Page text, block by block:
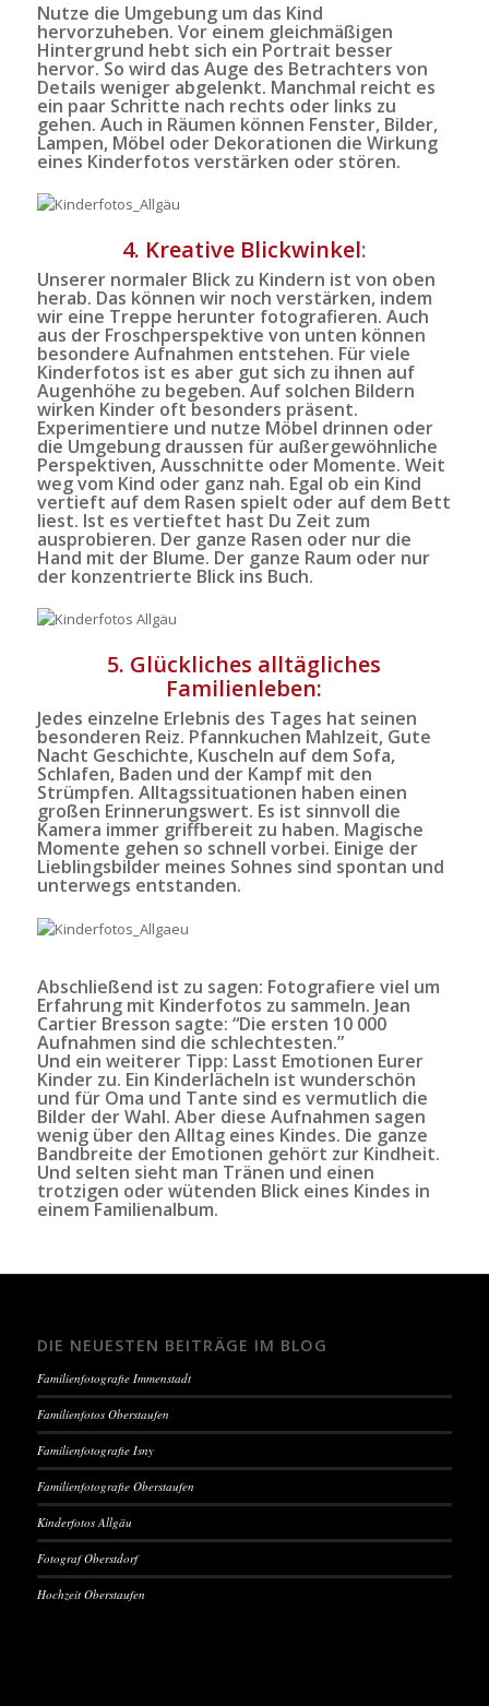
Nutze die Umgebung um das Kind
hervorzuheben. Vor einem gleichmäßigen
Hintergrund hebt sich ein Portrait besser
hervor. So wird das Auge des Betrachters von
Details weniger abgelenkt. Manchmal reicht es
ein paar Schritte nach rechts oder links zu
gehen. Auch in Räumen können Fenster, Bilder,
Lampen, Möbel oder Dekorationen die Wirkung
eines Kinderfotos verstärken oder stören.
4. Kreative Blickwinkel:
Unserer normaler Blick zu Kindern ist von oben
herab. Das können wir noch verstärken, indem
wir eine Treppe herunter fotografieren. Auch
aus der Froschperspektive von unten können
besondere Aufnahmen entstehen. Für viele
Kinderfotos ist es aber gut sich zu ihnen auf
Augenhöhe zu begeben. Auf solchen Bildern
wirken Kinder oft besonders präsent.
Experimentiere und nutze Möbel drinnen oder
die Umgebung draussen für außergewöhnliche
Perspektiven, Ausschnitte oder Momente. Weit
weg vom Kind oder ganz nah. Egal ob ein Kind
vertieft auf dem Rasen spielt oder auf dem Bett
liest. Ist es vertieftet hast Du Zeit zum
ausprobieren. Der ganze Rasen oder nur die
Hand mit der Blume. Der ganze Raum oder nur
der konzentrierte Blick ins Buch.
5. Glückliches alltägliches
Familienleben:
Jedes einzelne Erlebnis des Tages hat seinen
besonderen Reiz. Pfannkuchen Mahlzeit, Gute
Nacht Geschichte, Kuscheln auf dem Sofa,
Schlafen, Baden und der Kampf mit den
Strümpfen. Alltagssituationen haben einen
großen Erinnerungswert. Es ist sinnvoll die
Kamera immer griffbereit zu haben. Magische
Momente gehen so schnell vorbei. Einige der
Lieblingsbilder meines Sohnes sind spontan und
unterwegs entstanden.
Abschließend ist zu sagen: Fotografiere viel um
Erfahrung mit Kinderfotos zu sammeln. Jean
Cartier Bresson sagte: “Die ersten 10 000
Aufnahmen sind die schlechtesten.”
Und ein weiterer Tipp: Lasst Emotionen Eurer
Kinder zu. Ein Kinderlächeln ist wunderschön
und für Oma und Tante sind es vermutlich die
Bilder der Wahl. Aber diese Aufnahmen sagen
wenig über den Alltag eines Kindes. Die ganze
Bandbreite der Emotionen gehört zur Kindheit.
Und selten sieht man Tränen und einen
trotzigen oder wütenden Blick eines Kindes in
einem Familienalbum.
DIE NEUESTEN BEITRÄGE IM BLOG
Familienfotografie Immenstadt
Familienfotos Oberstaufen
Familienfotografie Isny
Familienfotografie Oberstaufen
Kinderfotos Allgäu
Fotograf Oberstdorf
Hochzeit Oberstaufen